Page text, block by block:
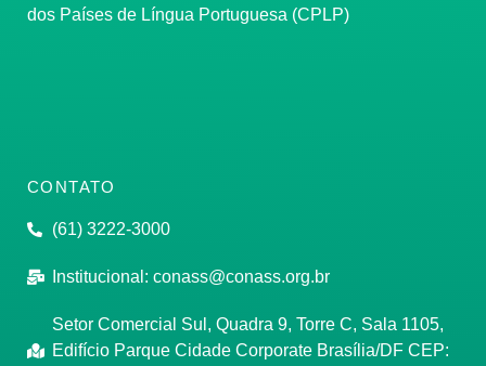
dos Países de Língua Portuguesa (CPLP)
CONTATO
(61) 3222-3000
Institucional: conass@conass.org.br
Setor Comercial Sul, Quadra 9, Torre C, Sala 1105,
Edifício Parque Cidade Corporate Brasília/DF CEP: